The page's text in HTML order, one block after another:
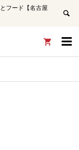
フード【名古屋

